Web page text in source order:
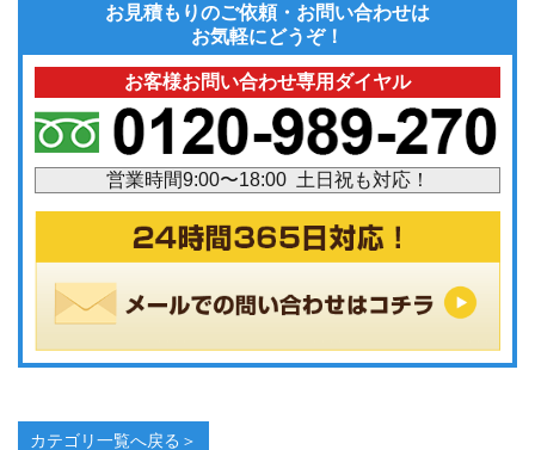
お見積もりのご依頼・お問い合わせは
お気軽にどうぞ！
お客様お問い合わせ専用ダイヤル
営業時間9:00〜18:00 土日祝も対応！
カテゴリ一覧へ戻る＞